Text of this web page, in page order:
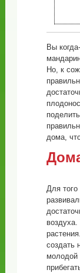
Вы
Но, к
дома,
Для
воздуха.
создать
молодой